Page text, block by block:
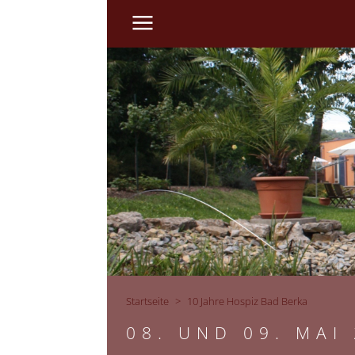
Startseite 10 Jahre Hospiz Bad Berka
08. UND 09. MAI